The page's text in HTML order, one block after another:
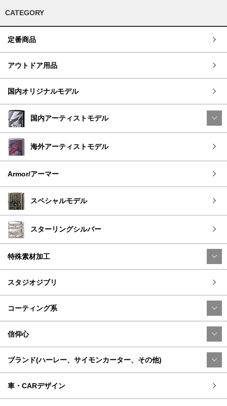
CATEGORY
定番商品
アウトドア用品
国内オリジナルモデル
国内アーティストモデル
海外アーティストモデル
Armor/アーマー
スペシャルモデル
スターリングシルバー
特殊素材加工
スタジオジブリ
コーティング系
信仰心
ブランド(ハーレー、サイモンカーター、その他)
車・CARデザイン